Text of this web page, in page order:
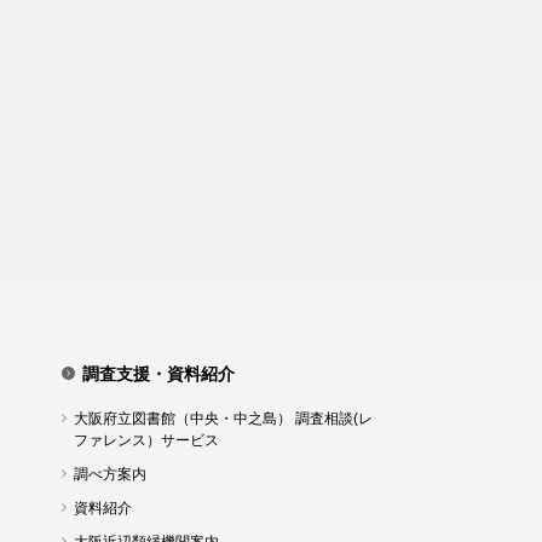
調査支援・資料紹介
大阪府立図書館（中央・中之島） 調査相談(レ
ファレンス）サービス
調べ方案内
資料紹介